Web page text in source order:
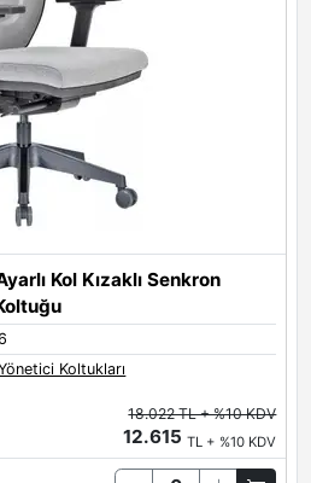
Kol Kızaklı Senkron
Koltukları
18.022 TL + %10 KDV
12.615TL + %10 KDV